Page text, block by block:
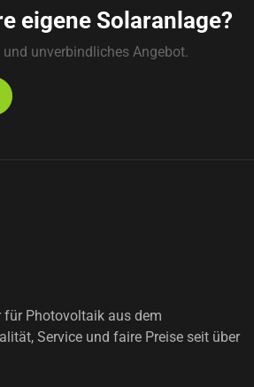
eigene Solaranlage?
unverbindliches Angebot.
für Photovoltaik aus dem
Service und faire Preise seit über